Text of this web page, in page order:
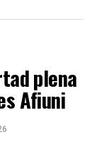
plena
Afiuni